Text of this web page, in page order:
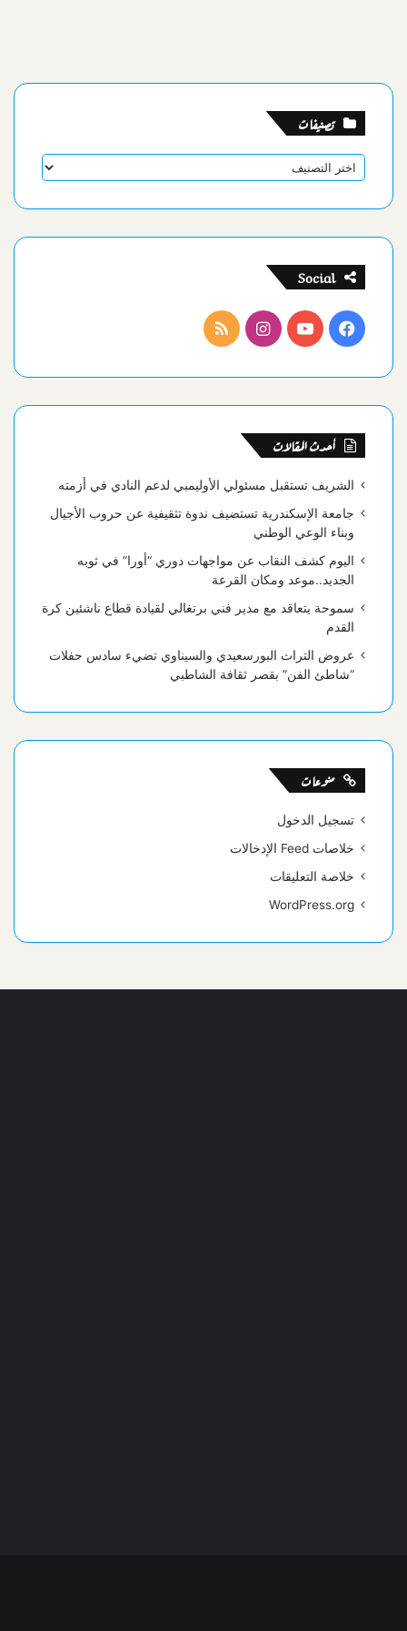
تصنيفات
تصنيفات
Social
فيسبوكيوتيوبانستقرامملخص
أحدث المقالات
الشريف تستقبل مسئولي الأوليمبي لدعم النادي في أزمته
جامعة الإسكندرية تستضيف ندوة تثقيفية عن حروب الأجيال
وبناء الوعي الوطني
اليوم كشف النقاب عن مواجهات دوري “أورا” في ثوبه
الجديد..موعد ومكان القرعة
سموحة يتعاقد مع مدير فني برتغالي لقيادة قطاع ناشئين كرة
القدم
عروض التراث البورسعيدي والسيناوي تضيء سادس حفلات
“شاطئ الفن” بقصر ثقافة الشاطبي
منوعات
تسجيل الدخول
خلاصات Feed الإدخالات
خلاصة التعليقات
WordPress.org